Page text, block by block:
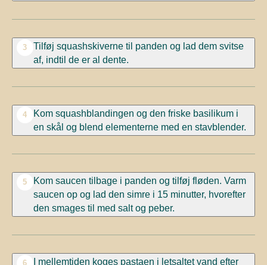
3
Tilføj squashskiverne til panden og lad dem svitse
af, indtil de er al dente.
4
Kom squashblandingen og den friske basilikum i
en skål og blend elementerne med en stavblender.
5
Kom saucen tilbage i panden og tilføj fløden. Varm
saucen op og lad den simre i 15 minutter, hvorefter
den smages til med salt og peber.
6
I mellemtiden koges pastaen i letsaltet vand efter